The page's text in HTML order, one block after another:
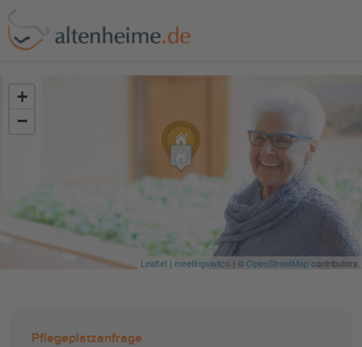
+
−
Leaflet | meetingswitch | ©OpenStreetMapcontributors
Pflegeplatzanfrage